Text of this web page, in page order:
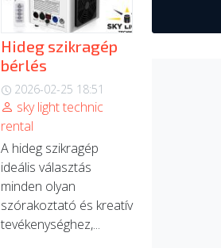
Hideg szikragép
bérlés
2026-02-25 18:51
sky light technic
rental
A hideg szikragép
ideális választás
minden olyan
szórakoztató és kreatív
tevékenységhez,...